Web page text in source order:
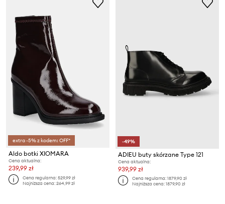
extra -5% z kodem: OFF*
Aldo botki XIOMARA
Cena aktualna:
239,99 zł
Cena regularna:529,99 zł
Najniższa cena:264,99 zł
-49%
ADIEU buty skórzane Type 121
Cena aktualna:
939,99 zł
Cena regularna:1879,90 zł
Najniższa cena:1879,90 zł